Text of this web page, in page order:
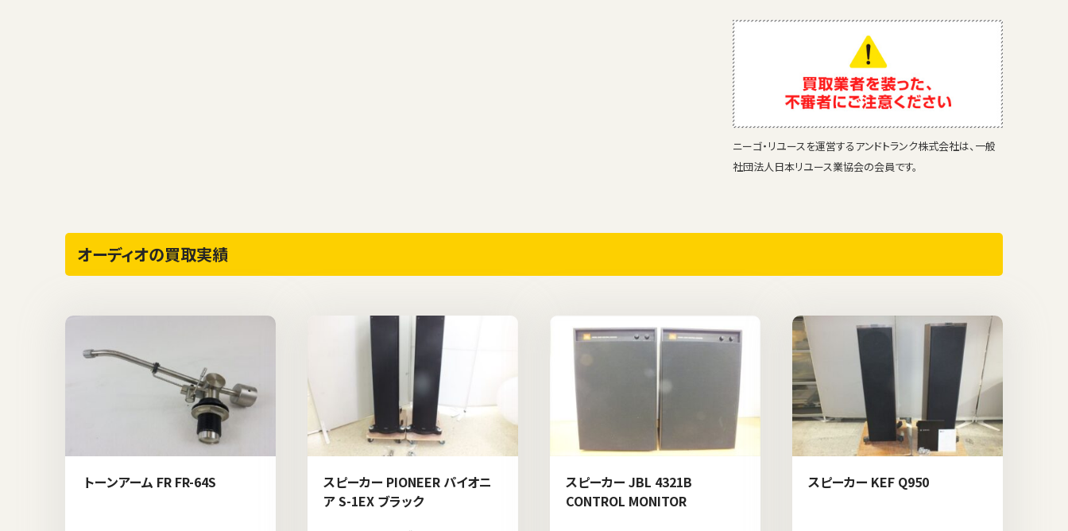
ニーゴ・リユースを運営するアンドトランク株式会社は、一般
社団法人日本リユース業協会の会員です。
オーディオの買取実績
トーンアーム FR FR-64S
スピーカー PIONEER パイオニ
ア S-1EX ブラック
スピーカー JBL 4321B
CONTROL MONITOR
スピーカー KEF Q950